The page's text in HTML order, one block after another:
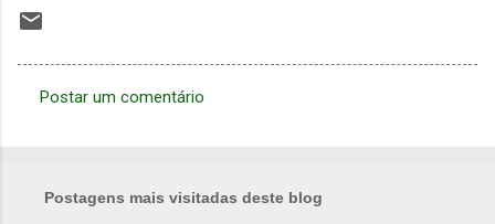
Postar um comentário
Postagens mais visitadas deste blog